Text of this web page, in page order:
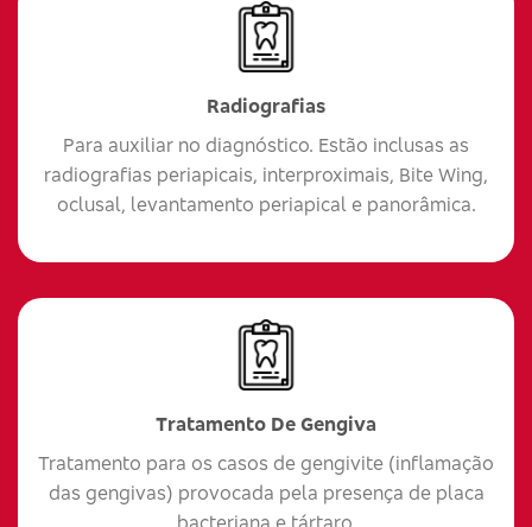
Radiografias
Para auxiliar no diagnóstico. Estão inclusas as
radiografias periapicais, interproximais, Bite Wing,
oclusal, levantamento periapical e panorâmica.
Tratamento De Gengiva
Tratamento para os casos de gengivite (inflamação
das gengivas) provocada pela presença de placa
bacteriana e tártaro.